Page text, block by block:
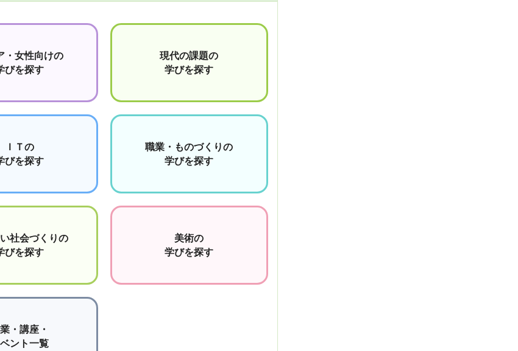
・女性向けの
びを探す
現代の課題の
学びを探す
ＩＴの
びを探す
職業・ものづくりの
学びを探す
社会づくりの
びを探す
美術の
学びを探す
・講座・
ント一覧